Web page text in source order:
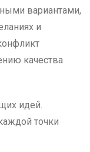
вариантами,
и
качества
идей.
точки